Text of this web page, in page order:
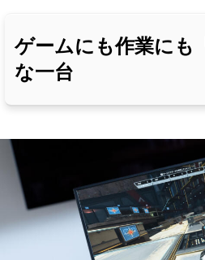
ゲームにも作業にも
な一台